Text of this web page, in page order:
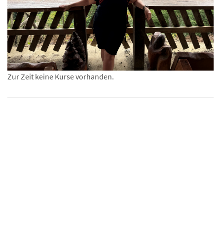
Zur Zeit keine Kurse vorhanden.